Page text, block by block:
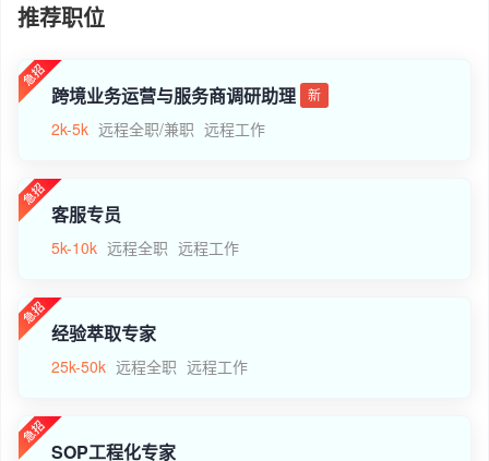
推荐职位
跨境业务运营与服务商调研助理 新
2k-5k 远程全职/兼职 远程工作
客服专员
5k-10k 远程全职 远程工作
经验萃取专家
25k-50k 远程全职 远程工作
SOP工程化专家